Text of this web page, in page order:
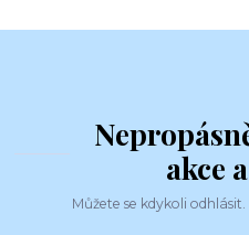
akce
Můžete se kdykoli